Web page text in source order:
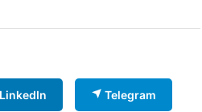
LinkedIn Telegram